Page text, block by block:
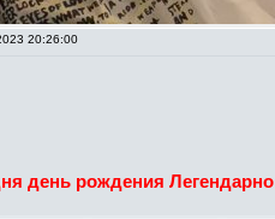
20:26:00
день рождения